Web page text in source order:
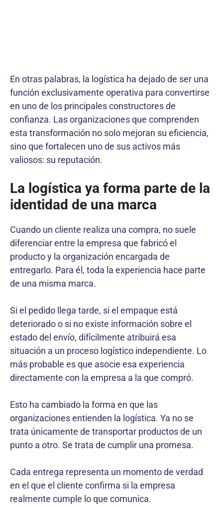
En otras palabras, la logística ha dejado de ser una
función exclusivamente operativa para convertirse
en uno de los principales constructores de
confianza. Las organizaciones que comprenden
esta transformación no solo mejoran su eficiencia,
sino que fortalecen uno de sus activos más
valiosos: su reputación.
La logística ya forma parte de la
identidad de una marca
Cuando un cliente realiza una compra, no suele
diferenciar entre la empresa que fabricó el
producto y la organización encargada de
entregarlo. Para él, toda la experiencia hace parte
de una misma marca.
Si el pedido llega tarde, si el empaque está
deteriorado o si no existe información sobre el
estado del envío, difícilmente atribuirá esa
situación a un proceso logístico independiente. Lo
más probable es que asocie esa experiencia
directamente con la empresa a la que compró.
Esto ha cambiado la forma en que las
organizaciones entienden la logística. Ya no se
trata únicamente de transportar productos de un
punto a otro. Se trata de cumplir una promesa.
Cada entrega representa un momento de verdad
en el que el cliente confirma si la empresa
realmente cumple lo que comunica.